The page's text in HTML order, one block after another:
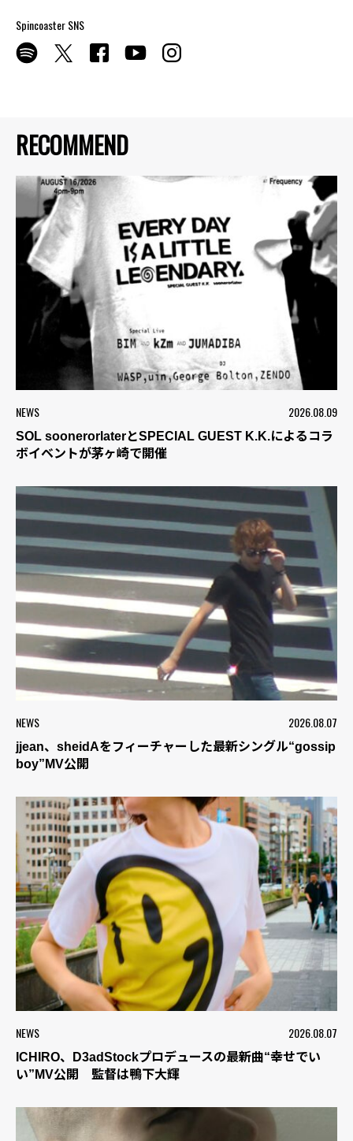
RECOMMEND
NEWS 2026.08.09
SOL soonerorlaterとSPECIAL GUEST K.K.によるコラ
ボイベントが茅ヶ崎で開催
NEWS 2026.08.07
jjean、sheidAをフィーチャーした最新シングル“gossip
boy”MV公開
NEWS 2026.08.07
ICHIRO、D3adStockプロデュースの最新曲“幸せでい
い”MV公開 監督は鴨下大輝
Spincoaster SNS